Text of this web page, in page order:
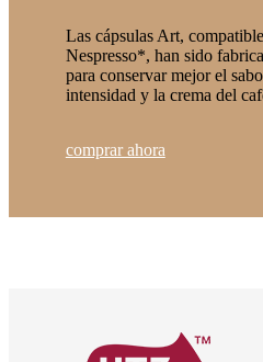
Las cápsulas Art,
Nespresso*, han sido
para conservar mejor el
intensidad y la crema del
comprar ahora